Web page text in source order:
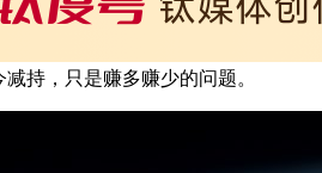
持，只是赚多赚少的问题。